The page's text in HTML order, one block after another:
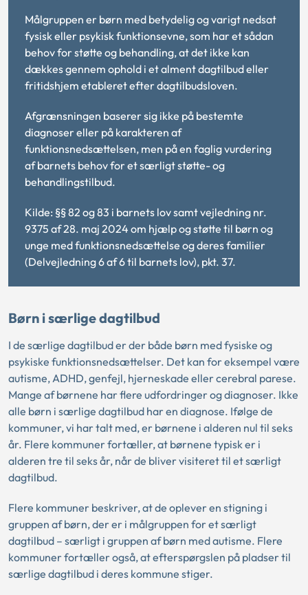
Målgruppen er børn med betydelig og varigt nedsat
fysisk eller psykisk funktionsevne, som har et sådan
behov for støtte og behandling, at det ikke kan
dækkes gennem ophold i et alment dagtilbud eller
fritidshjem etableret efter dagtilbudsloven.
Afgrænsningen baserer sig ikke på bestemte
diagnoser eller på karakteren af
funktionsnedsættelsen, men på en faglig vurdering
af barnets behov for et særligt støtte- og
behandlingstilbud.
Kilde: §§ 82 og 83 i barnets lov samt vejledning nr.
9375 af 28. maj 2024 om hjælp og støtte til børn og
unge med funktionsnedsættelse og deres familier
(Delvejledning 6 af 6 til barnets lov), pkt. 37.
Børn i særlige dagtilbud
I de særlige dagtilbud er der både børn med fysiske og
psykiske funktionsnedsættelser. Det kan for eksempel være
autisme, ADHD, genfejl, hjerneskade eller cerebral parese.
Mange af børnene har flere udfordringer og diagnoser. Ikke
alle børn i særlige dagtilbud har en diagnose. Ifølge de
kommuner, vi har talt med, er børnene i alderen nul til seks
år. Flere kommuner fortæller, at børnene typisk er i
alderen tre til seks år, når de bliver visiteret til et særligt
dagtilbud.
Flere kommuner beskriver, at de oplever en stigning i
gruppen af børn, der er i målgruppen for et særligt
dagtilbud – særligt i gruppen af børn med autisme. Flere
kommuner fortæller også, at efterspørgslen på pladser til
særlige dagtilbud i deres kommune stiger.